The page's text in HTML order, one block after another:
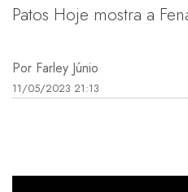
Patos Hoje mostra a
Por Farley Júnio
11/05/2023 21:13